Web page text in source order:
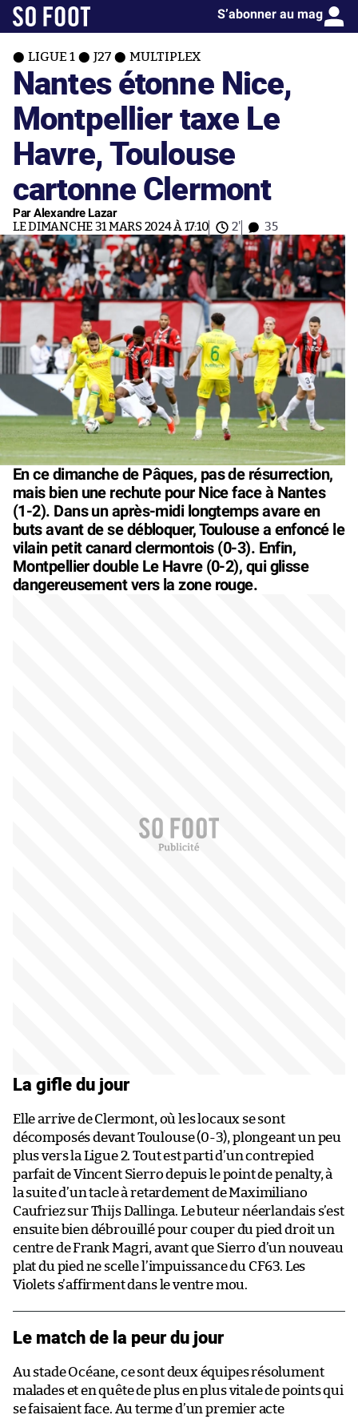
S’abonner au mag
LIGUE 1 J27 MULTIPLEX
Nantes étonne Nice,
Montpellier taxe Le
Havre, Toulouse
cartonne Clermont
Par Alexandre Lazar
LE DIMANCHE 31 MARS 2024 À 17:10 2' 35
En ce dimanche de Pâques, pas de résurrection,
mais bien une rechute pour Nice face à Nantes
(1-2). Dans un après-midi longtemps avare en
buts avant de se débloquer, Toulouse a enfoncé le
vilain petit canard clermontois (0-3). Enfin,
Montpellier double Le Havre (0-2), qui glisse
dangereusement vers la zone rouge.
La gifle du jour
Elle arrive de Clermont, où les locaux se sont
décomposés devant Toulouse (0-3), plongeant un peu
plus vers la Ligue 2. Tout est parti d’un contrepied
parfait de Vincent Sierro depuis le point de penalty, à
la suite d’un tacle à retardement de Maximiliano
Caufriez sur Thijs Dallinga. Le buteur néerlandais s’est
ensuite bien débrouillé pour couper du pied droit un
centre de Frank Magri, avant que Sierro d’un nouveau
plat du pied ne scelle l’impuissance du CF63. Les
Violets s’affirment dans le ventre mou.
Le match de la peur du jour
Au stade Océane, ce sont deux équipes résolument
malades et en quête de plus en plus vitale de points qui
se faisaient face. Au terme d’un premier acte